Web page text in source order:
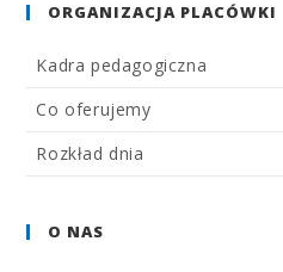
ORGANIZACJA PLACÓWKI
Kadra pedagogiczna
Co oferujemy
Rozkład dnia
O NAS